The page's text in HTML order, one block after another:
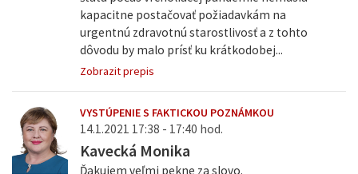
kapacitne postačovať požiadavkám na
urgentnú zdravotnú starostlivosť a z tohto
dôvodu by malo prísť ku krátkodobej...
Zobrazit prepis
VYSTÚPENIE S FAKTICKOU POZNÁMKOU
14.1.2021 17:38 - 17:40 hod.
Kavecká Monika
Ďakujem veľmi pekne za slovo.